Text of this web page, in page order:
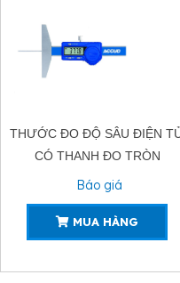
THƯỚC ĐO ĐỘ SÂU ĐIỆN
CÓ THANH ĐO TRÒN
ACCUD194-11
Báo giá
MUA HÀNG